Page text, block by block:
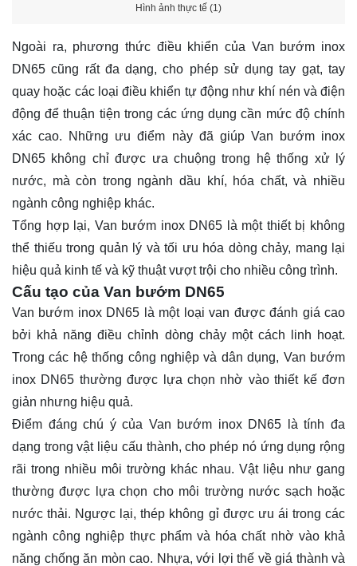
Hình ảnh thực tế (1)
Ngoài ra, phương thức điều khiển của Van bướm inox
DN65 cũng rất đa dạng, cho phép sử dụng tay gạt, tay
quay hoặc các loại điều khiển tự động như khí nén và điện
động để thuận tiện trong các ứng dụng cần mức độ chính
xác cao. Những ưu điểm này đã giúp Van bướm inox
DN65 không chỉ được ưa chuộng trong hệ thống xử lý
nước, mà còn trong ngành dầu khí, hóa chất, và nhiều
ngành công nghiệp khác.
Tổng hợp lại, Van bướm inox DN65 là một thiết bị không
thể thiếu trong quản lý và tối ưu hóa dòng chảy, mang lại
hiệu quả kinh tế và kỹ thuật vượt trội cho nhiều công trình.
Cấu tạo của Van bướm DN65
Van bướm inox DN65 là một loại van được đánh giá cao
bởi khả năng điều chỉnh dòng chảy một cách linh hoạt.
Trong các hệ thống công nghiệp và dân dụng, Van bướm
inox DN65 thường được lựa chọn nhờ vào thiết kế đơn
giản nhưng hiệu quả.
Điểm đáng chú ý của Van bướm inox DN65 là tính đa
dạng trong vật liệu cấu thành, cho phép nó ứng dụng rộng
rãi trong nhiều môi trường khác nhau. Vật liệu như gang
thường được lựa chọn cho môi trường nước sạch hoặc
nước thải. Ngược lại, thép không gỉ được ưu ái trong các
ngành công nghiệp thực phẩm và hóa chất nhờ vào khả
năng chống ăn mòn cao. Nhựa, với lợi thế về giá thành và